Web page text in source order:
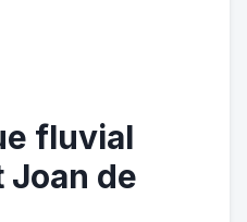
fluvial
Joan de